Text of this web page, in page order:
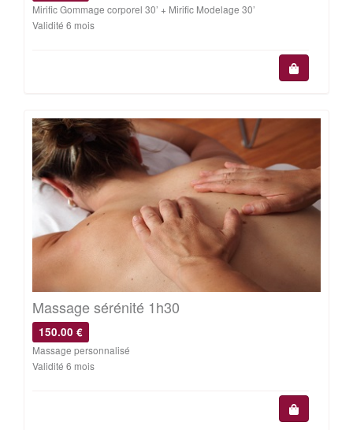
Mirific Gommage corporel 30’ + Mirific Modelage 30’
Validité 6 mois
Massage sérénité 1h30
150.00 €
Massage personnalisé
Validité 6 mois